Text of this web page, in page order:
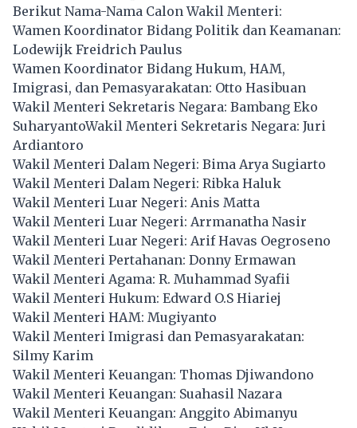
Berikut Nama-Nama Calon Wakil Menteri:
Wamen Koordinator Bidang Politik dan Keamanan:
Lodewijk Freidrich Paulus
Wamen Koordinator Bidang Hukum, HAM,
Imigrasi, dan Pemasyarakatan: Otto Hasibuan
Wakil Menteri Sekretaris Negara: Bambang Eko
SuharyantoWakil Menteri Sekretaris Negara: Juri
Ardiantoro
Wakil Menteri Dalam Negeri: Bima Arya Sugiarto
Wakil Menteri Dalam Negeri: Ribka Haluk
Wakil Menteri Luar Negeri: Anis Matta
Wakil Menteri Luar Negeri: Arrmanatha Nasir
Wakil Menteri Luar Negeri: Arif Havas Oegroseno
Wakil Menteri Pertahanan: Donny Ermawan
Wakil Menteri Agama: R. Muhammad Syafii
Wakil Menteri Hukum: Edward O.S Hiariej
Wakil Menteri HAM: Mugiyanto
Wakil Menteri Imigrasi dan Pemasyarakatan:
Silmy Karim
Wakil Menteri Keuangan: Thomas Djiwandono
Wakil Menteri Keuangan: Suahasil Nazara
Wakil Menteri Keuangan: Anggito Abimanyu